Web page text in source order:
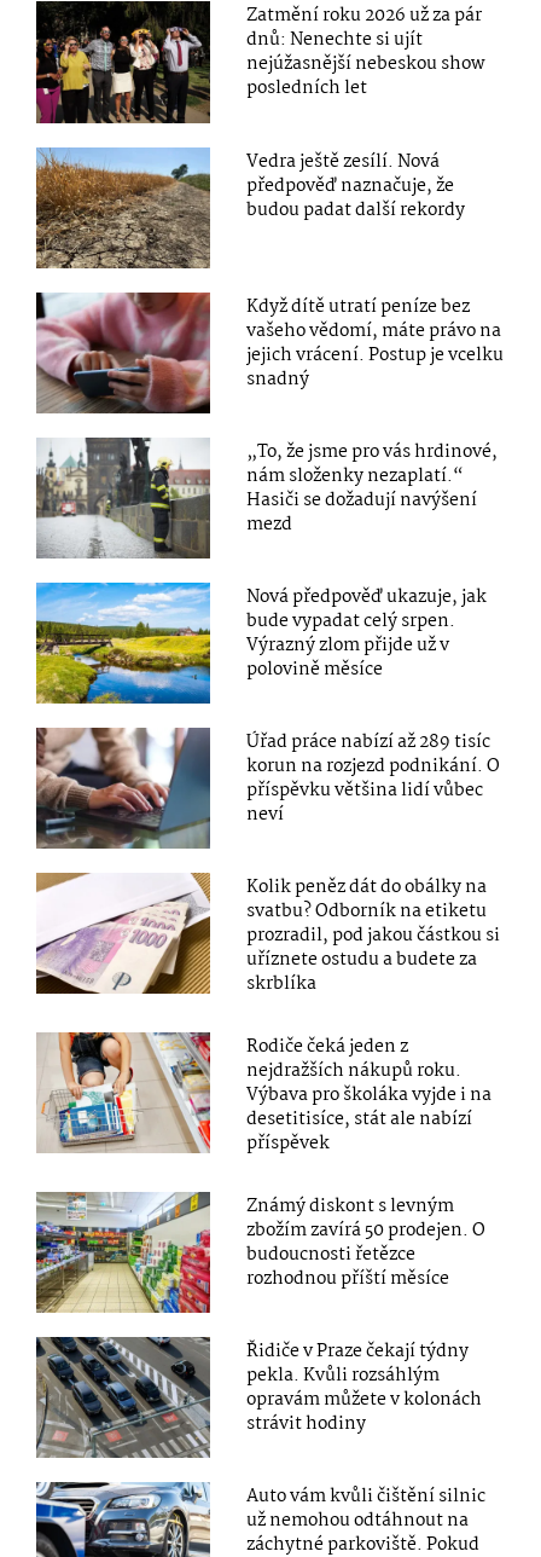
Zatmění roku 2026 už za pár
dnů: Nenechte si ujít
nejúžasnější nebeskou show
posledních let
Vedra ještě zesílí. Nová
předpověď naznačuje, že
budou padat další rekordy
Když dítě utratí peníze bez
vašeho vědomí, máte právo na
jejich vrácení. Postup je vcelku
snadný
„To, že jsme pro vás hrdinové,
nám složenky nezaplatí.“
Hasiči se dožadují navýšení
mezd
Nová předpověď ukazuje, jak
bude vypadat celý srpen.
Výrazný zlom přijde už v
polovině měsíce
Úřad práce nabízí až 289 tisíc
korun na rozjezd podnikání. O
příspěvku většina lidí vůbec
neví
Kolik peněz dát do obálky na
svatbu? Odborník na etiketu
prozradil, pod jakou částkou si
uříznete ostudu a budete za
skrblíka
Rodiče čeká jeden z
nejdražších nákupů roku.
Výbava pro školáka vyjde i na
desetitisíce, stát ale nabízí
příspěvek
Známý diskont s levným
zbožím zavírá 50 prodejen. O
budoucnosti řetězce
rozhodnou příští měsíce
Řidiče v Praze čekají týdny
pekla. Kvůli rozsáhlým
opravám můžete v kolonách
strávit hodiny
Auto vám kvůli čištění silnic
už nemohou odtáhnout na
záchytné parkoviště. Pokud